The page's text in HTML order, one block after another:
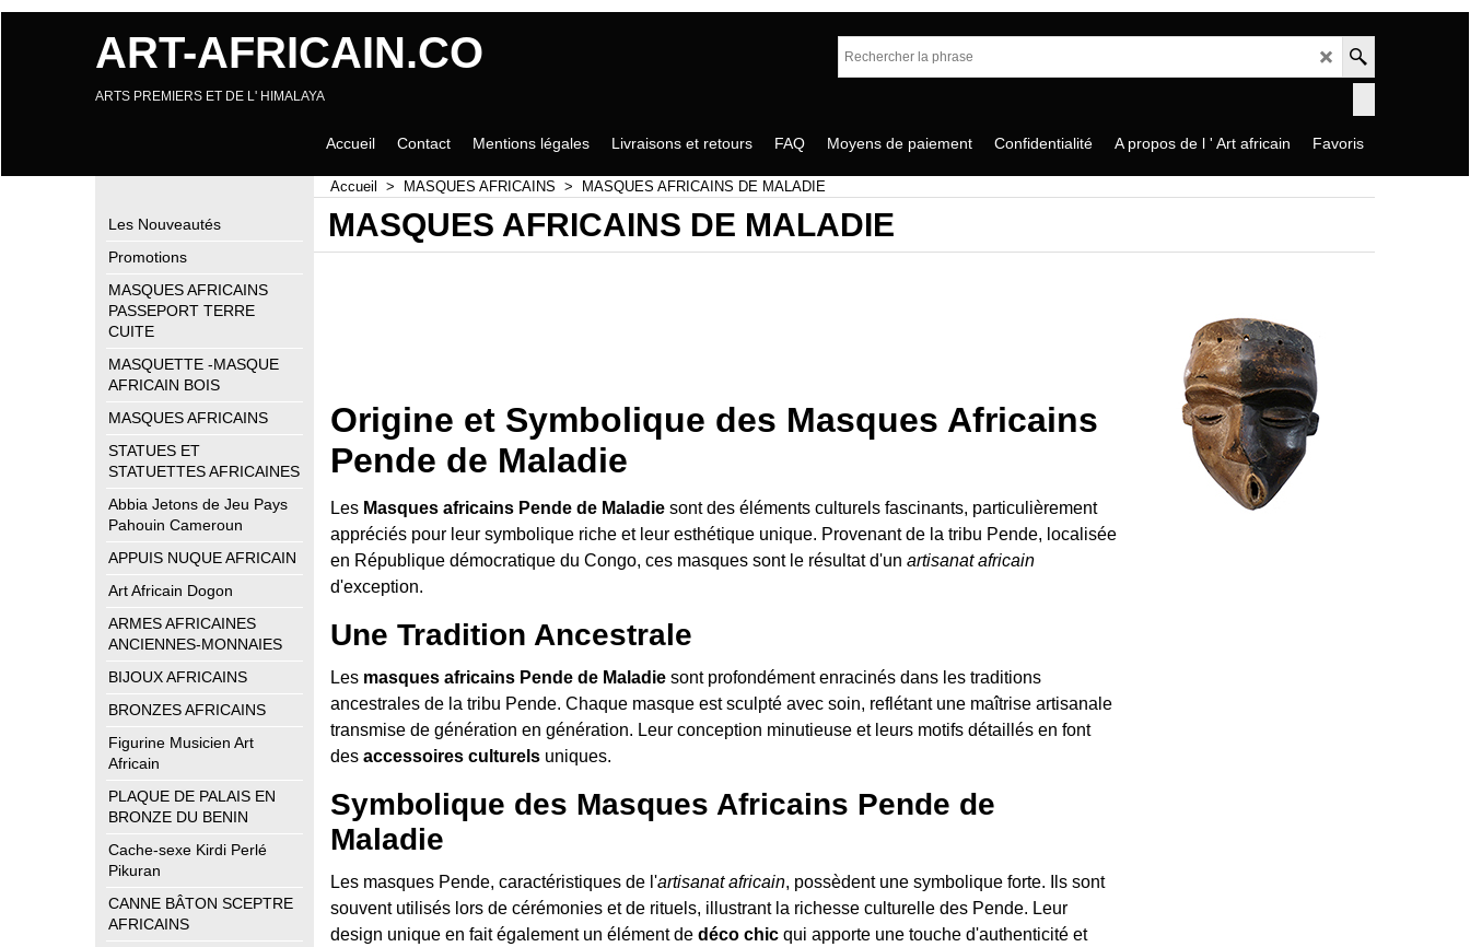
ART-AFRICAIN.CO
ARTS PREMIERS ET DE L' HIMALAYA
Accueil Contact Mentions légales Livraisons et retours FAQ Moyens de paiement Confidentialité A propos de l ' Art africain Favoris
Les Nouveautés
Promotions
MASQUES AFRICAINS
PASSEPORT TERRE
CUITE
MASQUETTE -MASQUE
AFRICAIN BOIS
MASQUES AFRICAINS
STATUES ET
STATUETTES AFRICAINES
Abbia Jetons de Jeu Pays
Pahouin Cameroun
APPUIS NUQUE AFRICAIN
Art Africain Dogon
ARMES AFRICAINES
ANCIENNES-MONNAIES
BIJOUX AFRICAINS
BRONZES AFRICAINS
Figurine Musicien Art
Africain
PLAQUE DE PALAIS EN
BRONZE DU BENIN
Cache-sexe Kirdi Perlé
Pikuran
CANNE BÂTON SCEPTRE
AFRICAINS
Accueil > MASQUES AFRICAINS > MASQUES AFRICAINS DE MALADIE
MASQUES AFRICAINS DE MALADIE
Origine et Symbolique des Masques Africains
Pende de Maladie
Les Masques africains Pende de Maladie sont des éléments culturels fascinants, particulièrement
appréciés pour leur symbolique riche et leur esthétique unique. Provenant de la tribu Pende, localisée
en République démocratique du Congo, ces masques sont le résultat d'un artisanat africain
d'exception.
Une Tradition Ancestrale
Les masques africains Pende de Maladie sont profondément enracinés dans les traditions
ancestrales de la tribu Pende. Chaque masque est sculpté avec soin, reflétant une maîtrise artisanale
transmise de génération en génération. Leur conception minutieuse et leurs motifs détaillés en font
des accessoires culturels uniques.
Symbolique des Masques Africains Pende de
Maladie
Les masques Pende, caractéristiques de l'artisanat africain, possèdent une symbolique forte. Ils sont
souvent utilisés lors de cérémonies et de rituels, illustrant la richesse culturelle des Pende. Leur
design unique en fait également un élément de déco chic qui apporte une touche d'authenticité et